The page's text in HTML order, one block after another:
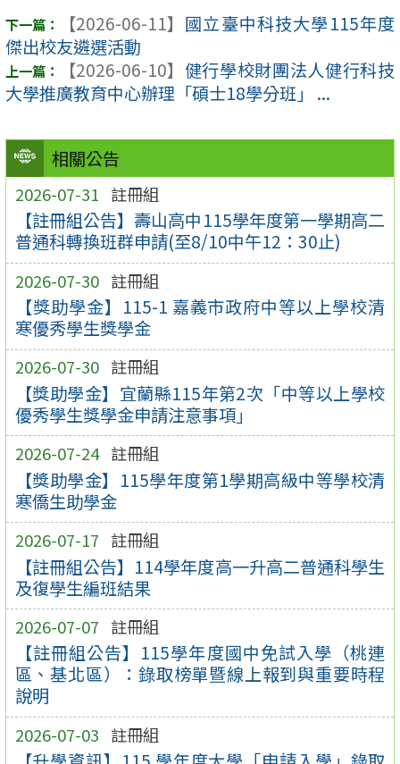
相關公告
2026-07-31 註冊組
【註冊組公告】壽山高中115學年度第一學期高二
普通科轉換班群申請(至8/10中午12：30止)
2026-07-30 註冊組
【獎助學金】115-1 嘉義市政府中等以上學校清
寒優秀學生獎學金
2026-07-30 註冊組
【獎助學金】宜蘭縣115年第2次「中等以上學校
優秀學生獎學金申請注意事項」
2026-07-24 註冊組
【獎助學金】115學年度第1學期高級中等學校清
寒僑生助學金
2026-07-17 註冊組
【註冊組公告】114學年度高一升高二普通科學生
及復學生編班結果
2026-07-07 註冊組
【註冊組公告】115學年度國中免試入學（桃連
區、基北區）：錄取榜單暨線上報到與重要時程
說明
2026-07-03 註冊組
【2026-06-11】 國立臺中科技大學115年度
傑出校友遴選活動
【2026-06-10】 健行學校財團法人健行科技
大學推廣教育中心辦理「碩士18學分班」 ...